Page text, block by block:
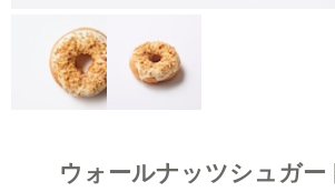
ウォールナッツシュガー